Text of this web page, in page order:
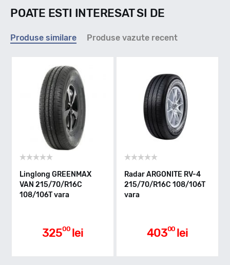
Indice viteza
T - max 190km/h
Indice greutate
108/106
D
Aderenta pe carosabil ud
POATE ESTI INTERESAT SI DE
Produse similare Produse vazute recent
Linglong GREENMAX
VAN 215/70/R16C
108/106T vara
32500 lei
Radar ARGONITE RV-4
215/70/R16C 108/106T
vara
40300 lei